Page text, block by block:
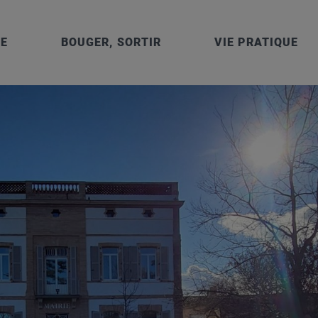
et 5 rue Cayssials – 31150 GRATENTOUR –
BOUGER, SORTIR VIE PRATIQUE